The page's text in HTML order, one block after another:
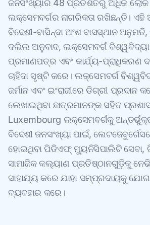
ଜନସଂଖ୍ୟାର 48 ପ୍ରତିଶତରୁ ଅଧିକ
ଲକ୍ସେମବର୍ଗର ନାଗରିକତା ରଖିଛନ୍ତି।
ବିଦେଶୀ-ବାସିନ୍ଦା ଅଂଶ ବାସସ୍ଥାନ
ଦଲିଲ ଅନୁବାଦ, ଲକ୍ସେମବର୍ଗ
ପ୍ରମାଣପତ୍ର ଏବଂ କାର୍ଯ୍ୟ-ପ୍ରାଧିକରଣ
ଚାହିଦା ସୃଷ୍ଟି କରେ। ଲକ୍ସେମବର୍ଗ
ଜର୍ମାନ ଏବଂ ଇଂରାଜୀରେ ଡିଗ୍ରୀ ପ୍ରଦାନ
ଲେଖାଇଥିବା ଛାତ୍ରମାନଙ୍କ ସହିତ
Luxembourg ଲକ୍ସେମବର୍ଗକୁ
ବିଦେଶୀ ଜନସଂଖ୍ୟା ପାଇଁ,
ହୋଇଥିବା ପିଡିଏଫ୍ ମ୍ୟୁନିସିପାଲିଟି ସେବା,
ସାମାଜିକ କଲ୍ୟାଣ ପ୍ରତିଷ୍ଠାନଗୁଡ଼ିକୁ
ସାହାଯ୍ୟ କରେ ଯାହା ସମ୍ପ୍ରଦାୟକୁ
ବ୍ୟବହାର କରେ।